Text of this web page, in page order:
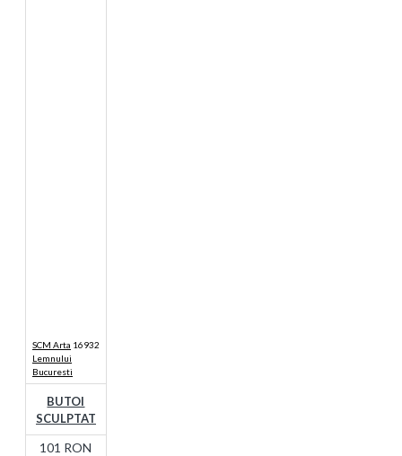
SCM Arta
Lemnului
Bucuresti
16932
BUTOI
SCULPTAT
101 RON